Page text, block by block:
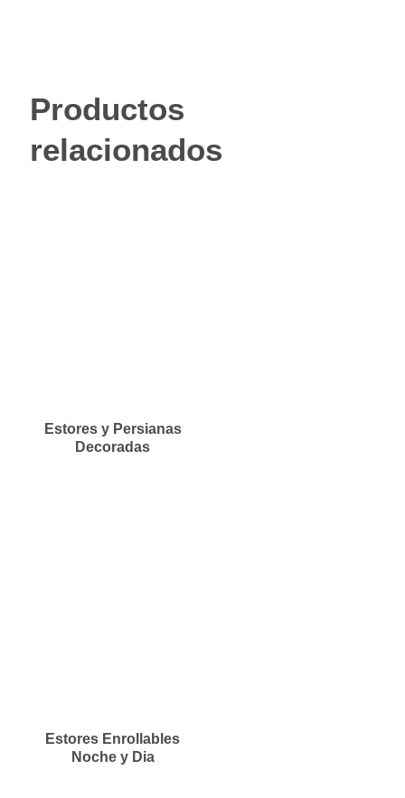
Productos
relacionados
Estores y Persianas
Decoradas
Estores Enrollables
Noche y Dia